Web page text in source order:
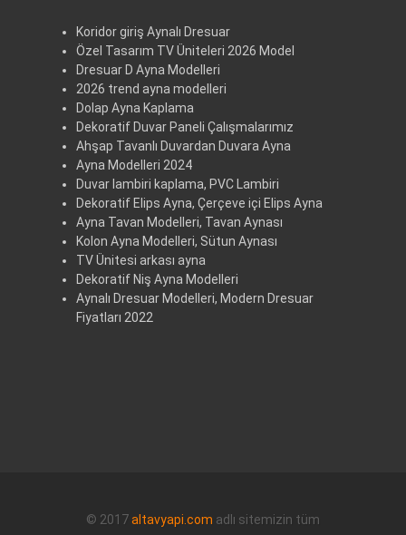
Koridor giriş Aynalı Dresuar
Özel Tasarım TV Üniteleri 2026 Model
Dresuar D Ayna Modelleri
2026 trend ayna modelleri
Dolap Ayna Kaplama
Dekoratif Duvar Paneli Çalışmalarımız
Ahşap Tavanlı Duvardan Duvara Ayna
Ayna Modelleri 2024
Duvar lambiri kaplama, PVC Lambiri
Dekoratif Elips Ayna, Çerçeve içi Elips Ayna
Ayna Tavan Modelleri, Tavan Aynası
Kolon Ayna Modelleri, Sütun Aynası
TV Ünitesi arkası ayna
Dekoratif Niş Ayna Modelleri
Aynalı Dresuar Modelleri, Modern Dresuar
Fiyatları 2022
© 2017altavyapi.com adlı sitemizin tüm